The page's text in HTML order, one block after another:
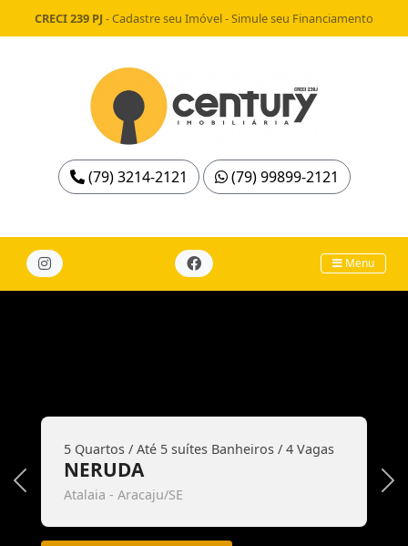
CRECI 239 PJ -Cadastre seu Imóvel-Simule seu Financiamento
(79) 3214-2121 (79) 99899-2121
Menu
5 Quartos / Até 5 suítes Banheiros / 4 Vagas
NERUDA
Atalaia - Aracaju/SE
Previous